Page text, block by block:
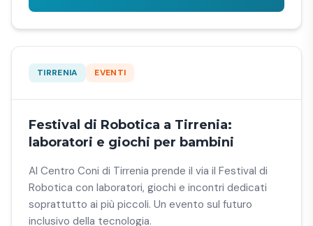
TIRRENIA EVENTI
Festival di Robotica a Tirrenia:
laboratori e giochi per bambini
Al Centro Coni di Tirrenia prende il via il Festival di
Robotica con laboratori, giochi e incontri dedicati
soprattutto ai più piccoli. Un evento sul futuro
inclusivo della tecnologia.